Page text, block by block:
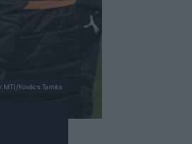
MTI/Kovács Tamás